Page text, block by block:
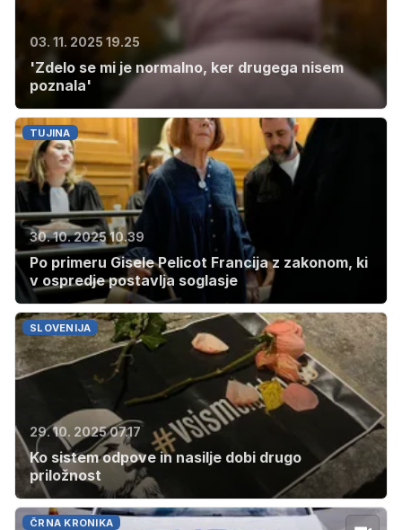
03. 11. 2025 19.25
'Zdelo se mi je normalno, ker drugega nisem
poznala'
TUJINA
30. 10. 2025 10.39
Po primeru Gisele Pelicot Francija z zakonom, ki
v ospredje postavlja soglasje
SLOVENIJA
29. 10. 2025 07.17
Ko sistem odpove in nasilje dobi drugo
priložnost
ČRNA KRONIKA